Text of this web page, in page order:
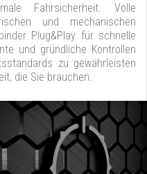
Fahrsicherheit. Volle
und mechanischen
Plug&Play für schnelle
und gründliche Kontrollen
zu gewährleisten
die Sie brauchen.